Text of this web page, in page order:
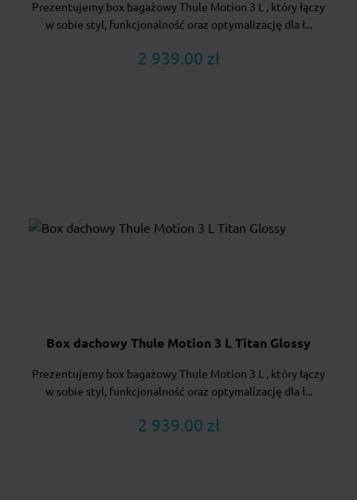
Prezentujemy box bagażowy Thule Motion 3 L , który łączy
w sobie styl, funkcjonalność oraz optymalizację dla ł...
2 939.00 zł
Box dachowy Thule Motion 3 L Titan Glossy
Prezentujemy box bagażowy Thule Motion 3 L , który łączy
w sobie styl, funkcjonalność oraz optymalizację dla ł...
2 939.00 zł